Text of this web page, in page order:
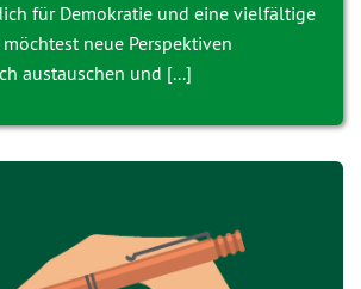
für Demokratie und eine vielfältige
neue Perspektiven
austauschen und [...]